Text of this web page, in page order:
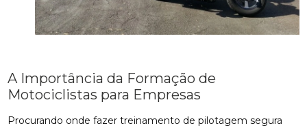
A Importância da Formação de
Motociclistas para Empresas
Procurando onde fazer treinamento de pilotagem segura